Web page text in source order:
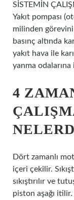
SİSTEMİN
Yakıt pompası
milinden görevini
basınç altında
yakıt hava ile
yanma
4
Dört zamanlı
içeri çekilir.
sıkıştırılır ve
piston aşağı itilir.